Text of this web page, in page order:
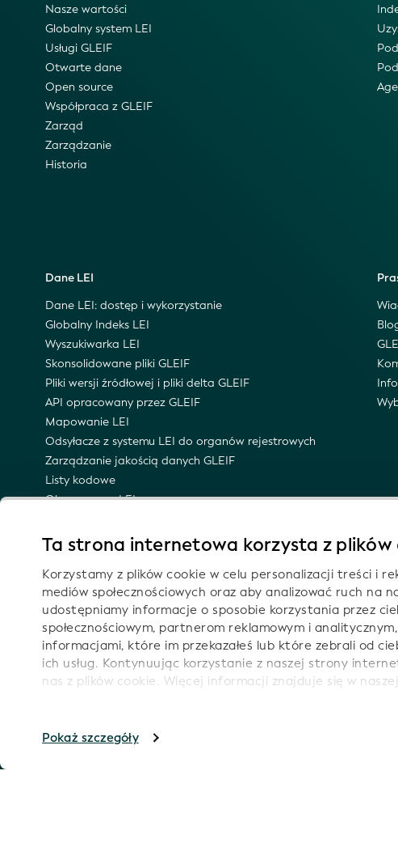
Ta strona internetowa korzysta z plików
Korzystamy z plików cookie w celu personalizacji treści i
mediów społecznościowych oraz aby analizować ruch
udostępniamy informacje o sposobie korzystania przez
społecznościowym, partnerom reklamowym i
informacjami, które im przekazałeś lub które zebrali od
ich usług. Kontynuując korzystanie z naszej strony
nas z plików cookie. Więcej informacji znajduje się w naszej
Pokaż szczegóły
Nasze wartości
Globalny system LEI
Usługi GLEIF
Otwarte dane
Open source
Współpraca z GLEIF
Zarząd
Zarządzanie
Historia
Dane LEI
Dane LEI: dostęp i wykorzystanie
Globalny Indeks LEI
Wyszukiwarka LEI
Skonsolidowane pliki GLEIF
Pliki wersji źródłowej i pliki delta GLEIF
API opracowany przez GLEIF
Mapowanie LEI
Odsyłacze z systemu LEI do organów rejestrowych
Zarządzanie jakością danych GLEIF
Listy kodowe
Obszar nazw LEI
Powiadomienia e-mailowe o aktualizacjach
technicznych
Śledź nas: